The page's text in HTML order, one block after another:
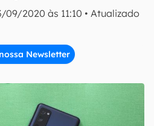
09/2020 às 11:10 • Atualizado
Newsletter
se
e concordo com os Termos de
do Canaltech.